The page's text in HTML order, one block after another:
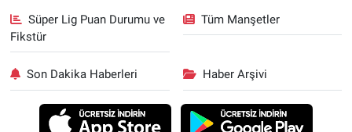
Süper Lig Puan Durumu ve
Fikstür
Tüm Manşetler
Son Dakika Haberleri Haber Arşivi